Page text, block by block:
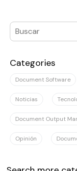
Esto es un campo
Categories
Document Software
Noticias
Document Output
Opinión